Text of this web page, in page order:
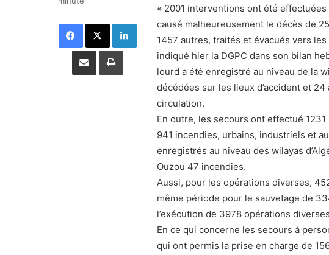
« 2001 interventions ont été
causé malheureusement le décès de
1457 autres, traités et évacués vers
indiqué hier la DGPC dans son bilan
lourd a été enregistré au niveau de la
décédées sur les lieux d’accident et
circulation.
En outre, les secours ont effectué
941 incendies, urbains, industriels et
enregistrés au niveau des wilayas
Ouzou 47 incendies.
Aussi, pour les opérations diverses,
même période pour le sauvetage de
l’exécution de 3978 opérations
En ce qui concerne les secours à
qui ont permis la prise en charge de
Facebook X Linkedin
Partager par email Imprimer